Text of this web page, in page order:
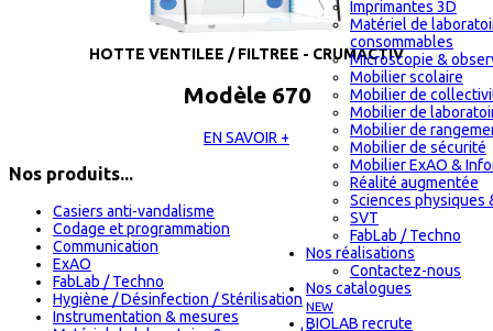
Imprimantes 3D
Matériel de
consommables
Microscopie &
Mobilier scolaire
Mobilier de
Mobilier de
Mobilier de
Mobilier de sécurité
Mobilier ExAO &
Réalité augmentée
Sciences physiques
SVT
FabLab / Techno
Nos réalisations
Contactez-nous
Nos catalogues
NEW
BIOLAB recrute
HOTTE VENTILEE / FILTREE - CRUMACTIV
Modèle 670
EN SAVOIR +
Nos produits...
Casiers anti-vandalisme
Codage et programmation
Communication
ExAO
FabLab / Techno
Hygiène / Désinfection / Stérilisation
Instrumentation & mesures